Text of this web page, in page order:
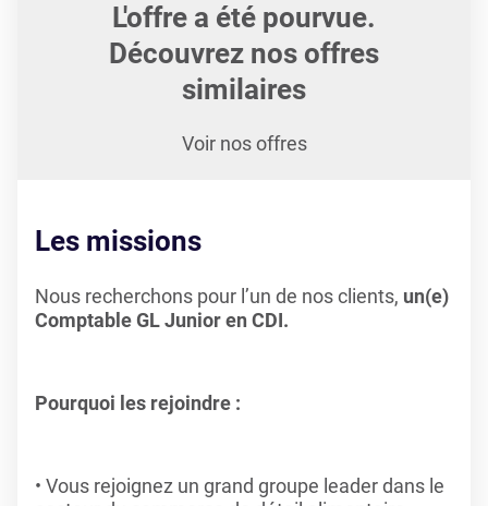
L'offre a été pourvue.
Découvrez nos offres
similaires
Voir nos offres
Les missions
Nous recherchons pour l’un de nos clients, un(e)
Comptable GL Junior en CDI.
Pourquoi les rejoindre :
Vous rejoignez un grand groupe leader dans le